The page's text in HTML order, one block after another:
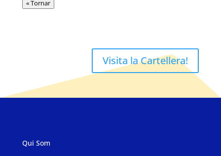
« Tornar
Visita la Cartellera!
Qui Som